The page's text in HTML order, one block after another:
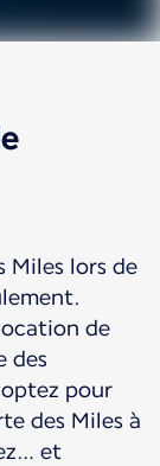
Miles lors de
de
des
pour
des Miles à
et